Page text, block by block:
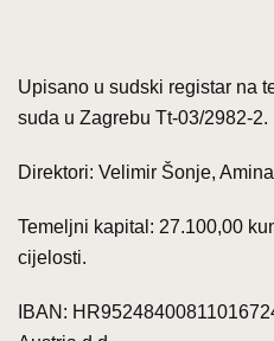
Upisano u sudski registar na
suda u Zagrebu Tt-03/2982-2.
Direktori: Velimir Šonje,
Temeljni kapital: 27.100,00
cijelosti.
IBAN: